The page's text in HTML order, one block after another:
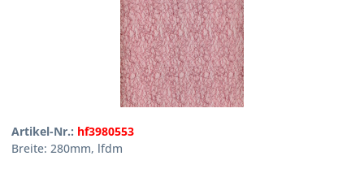
Artikel-Nr.: hf3980553
Breite: 280mm, lfdm